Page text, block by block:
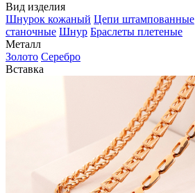
Вид изделия
Шнурок кожаный Цепи штампованные
станочные Шнур Браслеты плетеные
Металл
Золото Серебро
Вставка